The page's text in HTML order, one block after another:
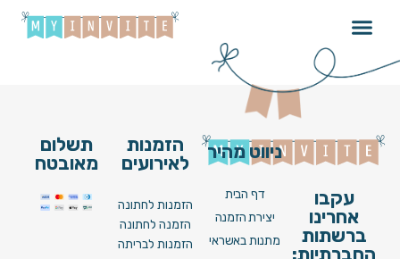
עדן בן זקן – תזיזו
עקבו
אחרינו
ברשתות
החברתיות:
ניווט מהיר
דף הבית
יצירת הזמנה
מתנות באשראי
הזמנות
לאירועים
הזמנות לחתונה
הזמנה לחתונה
הזמנות לבריתה
תשלום
מאובטח